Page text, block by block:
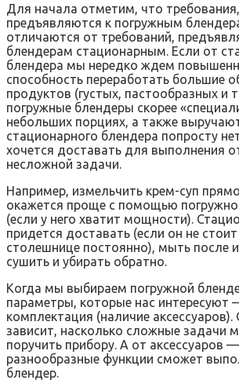
Для начала отметим, что
предъявляются к погружным
отличаются от требований,
блендерам стационарным. Если от
блендера мы нередко ждем
способность переработать большие
продуктов (густых, пастообразных и
погружные блендеры скорее
небольших порциях, а также
стационарного блендера попросту
хочется доставать для выполнения
несложной задачи.
Например, измельчить крем-суп
окажется проще с помощью
(если у него хватит мощности).
придется доставать (если он не
столешнице постоянно), мыть после
сушить и убирать обратно.
Когда мы выбираем погружной
параметры, которые нас интересуют
комплектация (наличие
зависит, насколько сложные задачи
поручить прибору. А от аксессуаров
разнообразные функции сможет
блендер.